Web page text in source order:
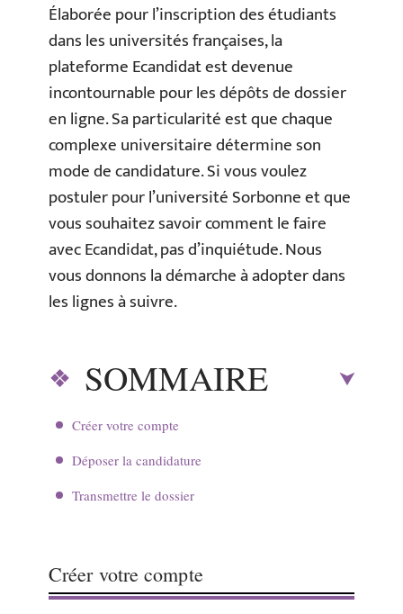
Élaborée pour l’inscription des étudiants
dans les universités françaises, la
plateforme Ecandidat est devenue
incontournable pour les dépôts de dossier
en ligne. Sa particularité est que chaque
complexe universitaire détermine son
mode de candidature. Si vous voulez
postuler pour l’université Sorbonne et que
vous souhaitez savoir comment le faire
avec Ecandidat, pas d’inquiétude. Nous
vous donnons la démarche à adopter dans
les lignes à suivre.
SOMMAIRE
Créer votre compte
Déposer la candidature
Transmettre le dossier
Créer votre compte